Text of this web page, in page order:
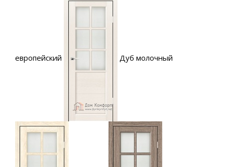
европейский Дуб молочный